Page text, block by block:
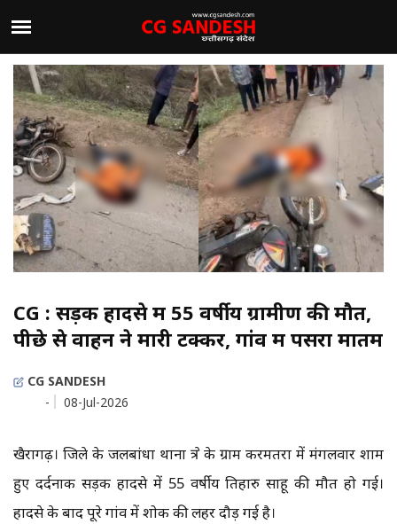
CG : सड़क हादसे में 55 वर्षीय ग्रामीण की मौत,
पीछे से वाहन ने मारी टक्कर, गांव में पसरा मातम
CG SANDESH
-
08-Jul-2026
खैरागढ़। जिले के जलबांधा थाना क्षेत्र के ग्राम करमतरा में मंगलवार शाम
हुए दर्दनाक सड़क हादसे में 55 वर्षीय तिहारु साहू की मौत हो गई।
हादसे के बाद पूरे गांव में शोक की लहर दौड़ गई है।